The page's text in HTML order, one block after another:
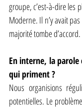
groupe, c’est-à-dire les
Moderne. Il n’y avait
majorité tombe d’accord.
En interne, la
qui priment ?
Nous organisions
potentielles. Le